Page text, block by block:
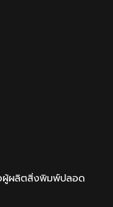
อผู้ผลิตสิ่งพิมพ์ปลอด